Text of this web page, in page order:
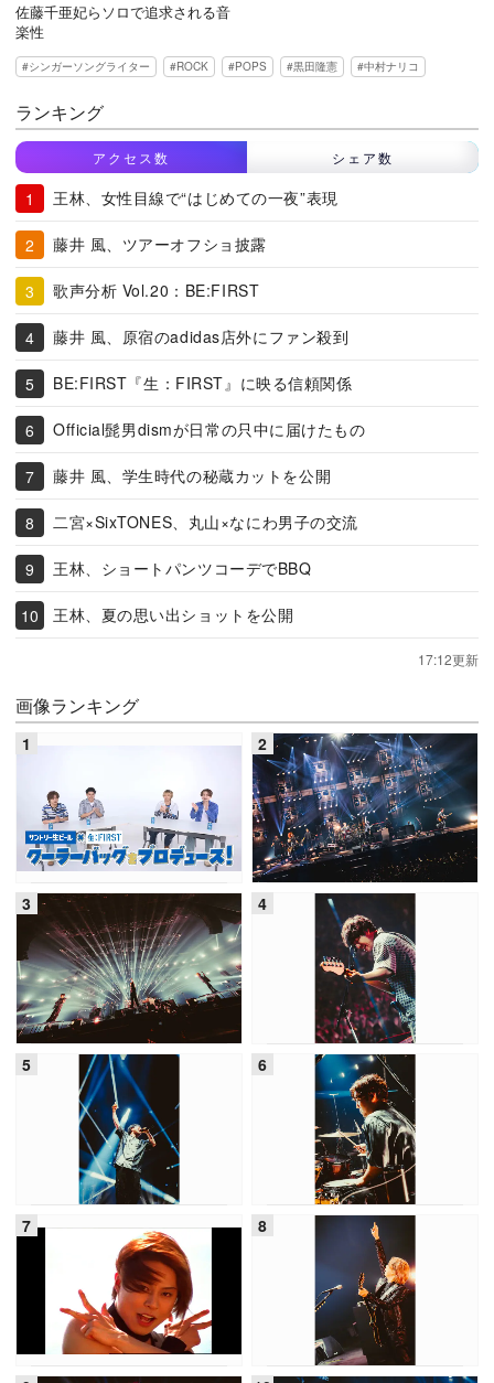
佐藤千亜妃らソロで追求される音
楽性
シンガーソングライター ROCK POPS 黒田隆憲 中村ナリコ
ランキング
アクセス数 シェア数
王林、女性目線で“はじめての一夜”表現
藤井 風、ツアーオフショ披露
歌声分析 Vol.20：BE:FIRST
藤井 風、原宿のadidas店外にファン殺到
BE:FIRST『生：FIRST』に映る信頼関係
Official髭男dismが日常の只中に届けたもの
藤井 風、学生時代の秘蔵カットを公開
二宮×SixTONES、丸山×なにわ男子の交流
王林、ショートパンツコーデでBBQ
王林、夏の思い出ショットを公開
17:12更新
画像ランキング